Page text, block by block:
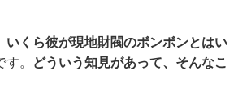
いくら彼が現地財閥のボンボンとはい
す。
どういう知見があって、そんなこ